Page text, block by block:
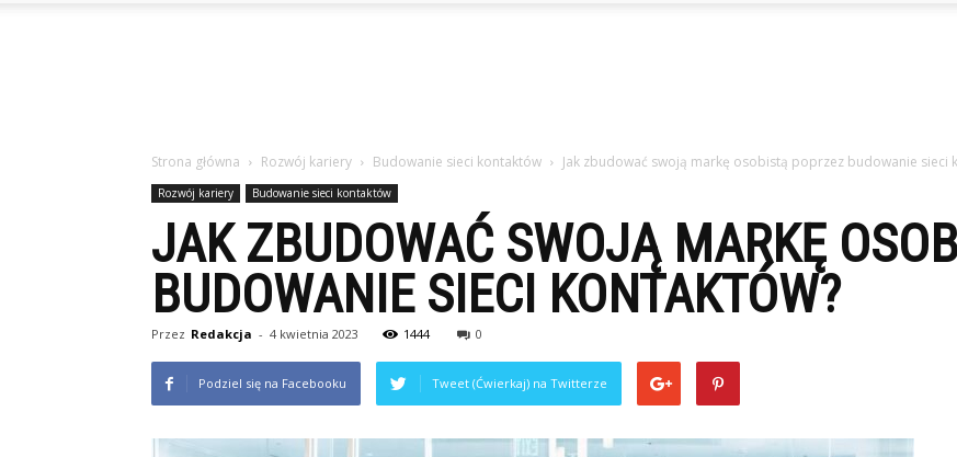
Strona główna Rozwój kariery Budowanie sieci kontaktów Jak zbudować swoją markę osobistą poprzez budowanie sieci
Rozwój kariery Budowanie sieci kontaktów
JAK ZBUDOWAĆ SWOJĄ MARKĘ
BUDOWANIE SIECI KONTAKTÓW?
Przez Redakcja - 4 kwietnia 2023 1444 0
Podziel się na Facebooku Tweet (Ćwierkaj) na Twitterze